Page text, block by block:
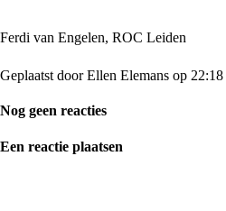
Ferdi van Engelen, ROC Leiden
Geplaatst door Ellen Elemans op 22:18
Nog geen reacties
Een reactie plaatsen